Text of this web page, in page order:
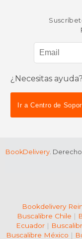
¿Necesitas ayuda?
Ir a Centro de
BookDelivery.
Bookdelivery
Buscalibre Chile |
Ecuador|
Buscalibre México |